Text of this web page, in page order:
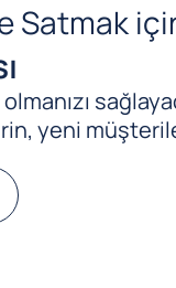
Satmak
olmanızı
yeni müşteriler